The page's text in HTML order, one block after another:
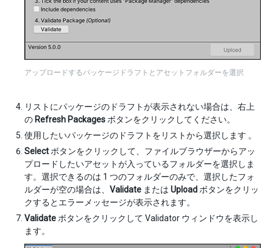
アップロードするパッケージドラフトとアセットフォルダーを選択
リストにパッケージのドラフトが表示されない場合は、右上
の Refresh Packages ボタンをクリックしてください。
使用したいパッケージのドラフトをリストから選択します 。
Select ボタンをクリックして、ファイルブラウザーからアッ
プロードしたいアセットが入っているフォルダーを選択しま
す。選択できるのは 1 つのフォルダーのみで、選択したフォ
ルダーが空の場合は、 Validate または Upload ボタンをクリッ
クするとエラーメッセージが表示されます。
Validate ボタンをクリックして Validator ウィンドウを表示し
ます。